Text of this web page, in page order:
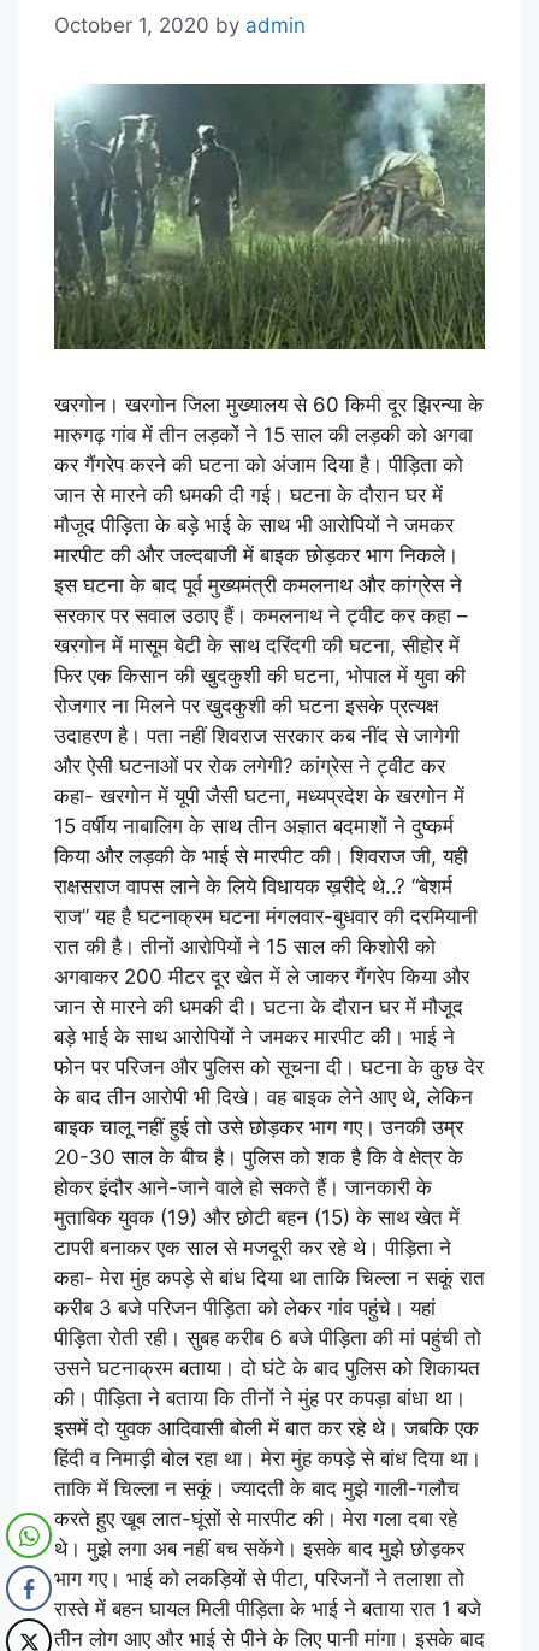
October 1, 2020 by admin
खरगोन। खरगोन जिला मुख्यालय से 60 किमी दूर झिरन्या के
मारुगढ़ गांव में तीन लड़कों ने 15 साल की लड़की को अगवा
कर गैंगरेप करने की घटना को अंजाम दिया है। पीड़िता को
जान से मारने की धमकी दी गई। घटना के दौरान घर में
मौजूद पीड़िता के बड़े भाई के साथ भी आरोपियों ने जमकर
मारपीट की और जल्दबाजी में बाइक छोड़कर भाग निकले।
इस घटना के बाद पूर्व मुख्यमंत्री कमलनाथ और कांग्रेस ने
सरकार पर सवाल उठाए हैं। कमलनाथ ने ट्वीट कर कहा –
खरगोन में मासूम बेटी के साथ दरिंदगी की घटना, सीहोर में
फिर एक किसान की खुदकुशी की घटना, भोपाल में युवा की
रोजगार ना मिलने पर खुदकुशी की घटना इसके प्रत्यक्ष
उदाहरण है। पता नहीं शिवराज सरकार कब नींद से जागेगी
और ऐसी घटनाओं पर रोक लगेगी? कांग्रेस ने ट्वीट कर
कहा- खरगोन में यूपी जैसी घटना, मध्यप्रदेश के खरगोन में
15 वर्षीय नाबालिग के साथ तीन अज्ञात बदमाशों ने दुष्कर्म
किया और लड़की के भाई से मारपीट की। शिवराज जी, यही
राक्षसराज वापस लाने के लिये विधायक ख़रीदे थे..? “बेशर्म
राज” यह है घटनाक्रम घटना मंगलवार-बुधवार की दरमियानी
रात की है। तीनों आरोपियों ने 15 साल की किशोरी को
अगवाकर ​​​​200 मीटर दूर खेत में ले जाकर गैंगरेप किया और
जान से मारने की धमकी दी। घटना के दौरान घर में मौजूद
बड़े भाई के साथ आरोपियों ने जमकर मारपीट की। भाई ने
फोन पर परिजन और पुलिस को सूचना दी। घटना के कुछ देर
के बाद तीन आरोपी भी दिखे। वह बाइक लेने आए थे, लेकिन
बाइक चालू नहीं हुई तो उसे छोड़कर भाग गए। उनकी उम्र
20-30 साल के बीच है। पुलिस को शक है कि वे क्षेत्र के
होकर इंदौर आने-जाने वाले हो सकते हैं। जानकारी के
मुताबिक युवक (19) और छोटी बहन (15) के साथ खेत में
टापरी बनाकर एक साल से मजदूरी कर रहे थे। पीड़िता ने
कहा- मेरा मुंह कपड़े से बांध दिया था ताकि चिल्ला न सकूं रात
करीब 3 बजे परिजन पीड़िता को लेकर गांव पहुंचे। यहां
पीड़िता रोती रही। सुबह करीब 6 बजे पीड़िता की मां पहुंची तो
उसने घटनाक्रम बताया। दो घंटे के बाद पुलिस को शिकायत
की। पीड़िता ने बताया कि तीनों ने मुंह पर कपड़ा बांधा था।
इसमें दो युवक आदिवासी बोली में बात कर रहे थे। जबकि एक
हिंदी व निमाड़ी बोल रहा था। मेरा मुंह कपड़े से बांध दिया था।
ताकि में चिल्ला न सकूं। ज्यादती के बाद मुझे गाली-गलौच
करते हुए खूब लात-घूंसों से मारपीट की। मेरा गला दबा रहे
थे। मुझे लगा अब नहीं बच सकेंगे। इसके बाद मुझे छोड़कर
भाग गए। भाई को लकड़ियों से पीटा, परिजनों ने तलाशा तो
रास्ते में बहन घायल मिली पीड़िता के भाई ने बताया रात 1 बजे
तीन लोग आए और भाई से पीने के लिए पानी मांगा। इसके बाद